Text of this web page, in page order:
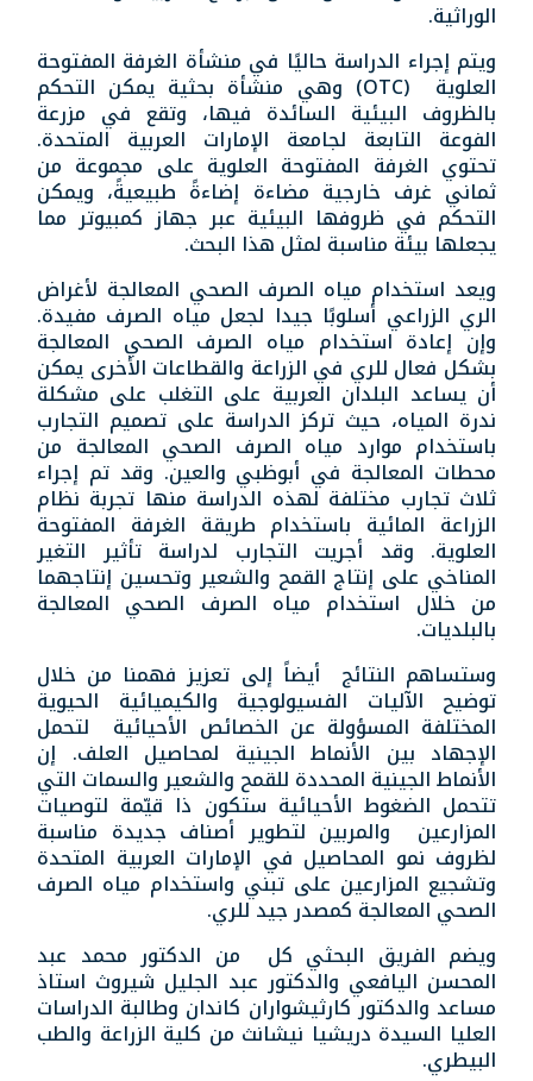
الوراثية.
ويتم إجراء الدراسة حاليًا في منشأة الغرفة المفتوحة
العلوية (OTC) وهي منشأة بحثية يمكن التحكم
بالظروف البيئية السائدة فيها، وتقع في مزرعة
الفوعة التابعة لجامعة الإمارات العربية المتحدة.
تحتوي الغرفة المفتوحة العلوية على مجموعة من
ثماني غرف خارجية مضاءة إضاءةً طبيعيةً، ويمكن
التحكم في ظروفها البيئية عبر جهاز كمبيوتر مما
يجعلها بيئة مناسبة لمثل هذا البحث.
ويعد استخدام مياه الصرف الصحي المعالجة لأغراض
الري الزراعي أسلوبًا جيدا لجعل مياه الصرف مفيدة.
وإن إعادة استخدام مياه الصرف الصحي المعالجة
بشكل فعال للري في الزراعة والقطاعات الأخرى يمكن
أن يساعد البلدان العربية على التغلب على مشكلة
ندرة المياه، حيث تركز الدراسة على تصميم التجارب
باستخدام موارد مياه الصرف الصحي المعالجة من
محطات المعالجة في أبوظبي والعين. وقد تم إجراء
ثلاث تجارب مختلفة لهذه الدراسة منها تجربة نظام
الزراعة المائية باستخدام طريقة الغرفة المفتوحة
العلوية. وقد أجريت التجارب لدراسة تأثير التغير
المناخي على إنتاج القمح والشعير وتحسين إنتاجهما
من خلال استخدام مياه الصرف الصحي المعالجة
بالبلديات.
وستساهم النتائج أيضاً إلى تعزيز فهمنا من خلال
توضيح الآليات الفسيولوجية والكيميائية الحيوية
المختلفة المسؤولة عن الخصائص الأحيائية لتحمل
الإجهاد بين الأنماط الجينية لمحاصيل العلف. إن
الأنماط الجينية المحددة للقمح والشعير والسمات التي
تتحمل الضغوط الأحيائية ستكون ذا قيّمة لتوصيات
المزارعين والمربين لتطوير أصناف جديدة مناسبة
لظروف نمو المحاصيل في الإمارات العربية المتحدة
وتشجيع المزارعين على تبني واستخدام مياه الصرف
الصحي المعالجة كمصدر جيد للري.
ويضم الفريق البحثي كل من الدكتور محمد عبد
المحسن اليافعي والدكتور عبد الجليل شيروث استاذ
مساعد والدكتور كارثيشواران كاندان وطالبة الدراسات
العليا السيدة دريشيا نيشانث من كلية الزراعة والطب
البيطري.